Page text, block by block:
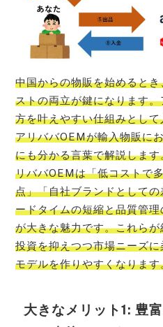
中国からの物販を始めると
ストの両立が鍵になります
方を叶えやすい仕組みとし
アリババOEMが輸入物販に
にも分かる言葉で解説しま
リババOEMは「低コストで
点」「自社ブランドとして
ードタイムの短縮と品質管
が大きな魅力です。これら
投資を抑えつつ市場ニーズ
モデルを作りやすくなります
大きなメリット1: 豊